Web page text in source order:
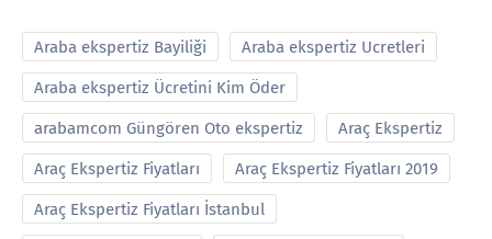
Araba ekspertiz Bayiliği Araba ekspertiz Ucretleri
Araba ekspertiz Ücretini Kim Öder
arabamcom Güngören Oto ekspertiz Araç Ekspertiz
Araç Ekspertiz Fiyatları Araç Ekspertiz Fiyatları 2019
Araç Ekspertiz Fiyatları İstanbul